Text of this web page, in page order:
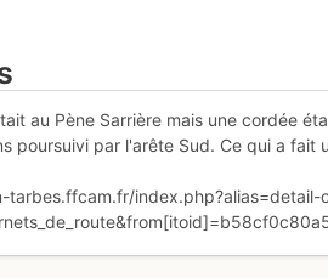
au Pène Sarrière mais une cordée
poursuivi par l'arête Sud. Ce qui a fait
tarbes.ffcam.fr/